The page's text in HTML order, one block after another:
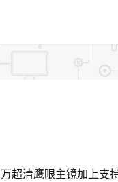
超清鹰眼主镜加上支